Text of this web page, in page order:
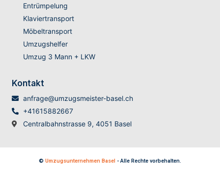
Entrümpelung
Klaviertransport
Möbeltransport
Umzugshelfer
Umzug 3 Mann + LKW
Kontakt
anfrage@umzugsmeister-basel.ch
+41615882667
Centralbahnstrasse 9, 4051 Basel
© Umzugsunternehmen Basel - Alle Rechte vorbehalten.